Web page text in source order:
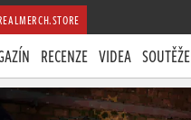
RECENZE VIDEA SOUTĚŽE